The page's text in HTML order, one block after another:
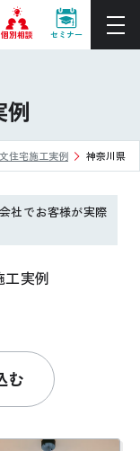
個別相談 セミナー
ご提案
レクチャー
みる
20校
探す
住宅施工実例 神奈川県
社でお客様が実際
工実例
む